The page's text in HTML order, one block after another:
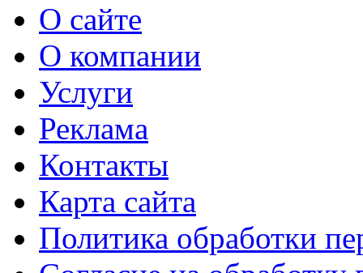
О сайте
О компании
Услуги
Реклама
Контакты
Карта сайта
Политика обработки